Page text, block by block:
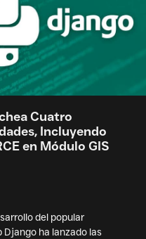
Cuatro
Incluyendo
en Módulo GIS
del popular
ha lanzado las